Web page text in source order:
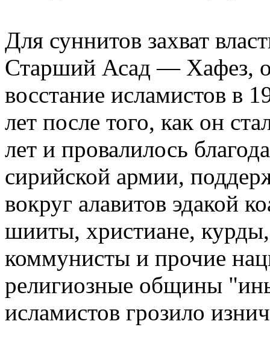
Для суннитов захват
Старший Асад — Хафез,
восстание исламистов в
лет после того, как он
лет и провалилось
сирийской армии,
вокруг алавитов эдакой
шииты, христиане,
коммунисты и прочие
религиозные общины
исламистов грозило